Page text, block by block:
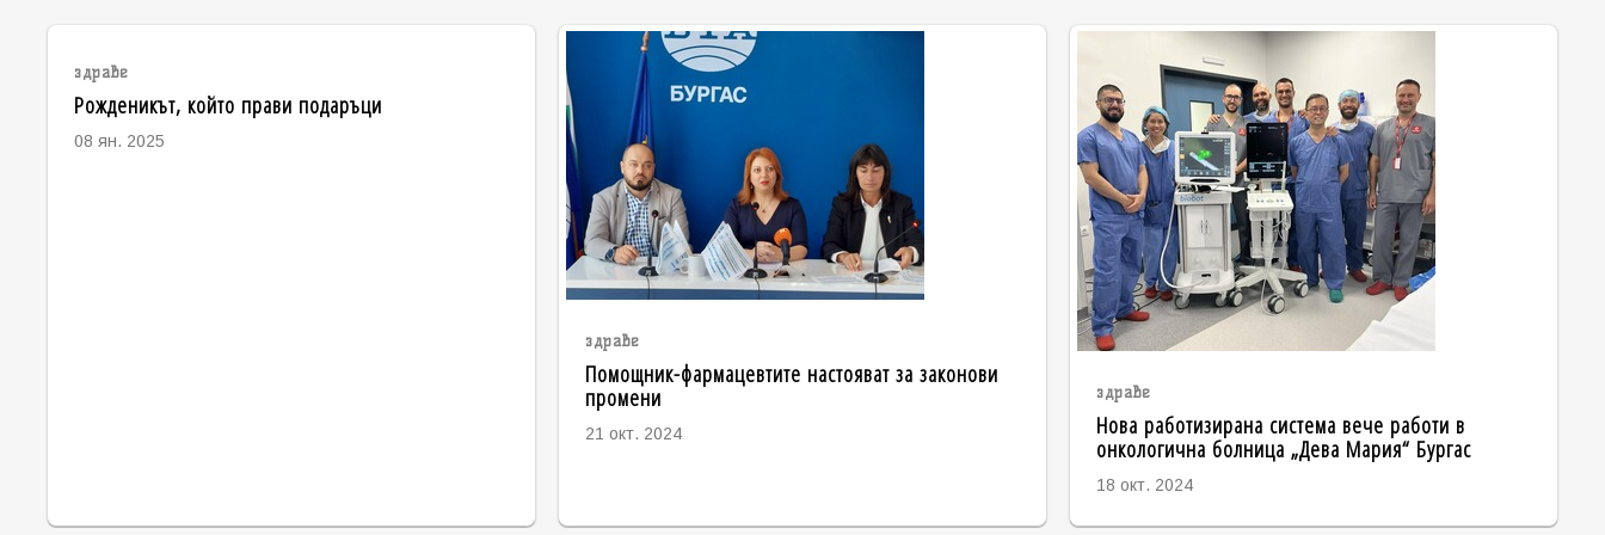
здраве
Рожденикът, който прави подаръци
08 ян. 2025
здраве
Помощник-фармацевтите настояват за законови
промени
21 окт. 2024
здраве
Нова работизирана система вече работи в
онкологична болница „Дева Мария“ Бургас
18 окт. 2024